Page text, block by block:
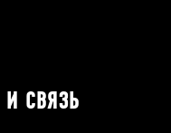
СВЯЗЬ